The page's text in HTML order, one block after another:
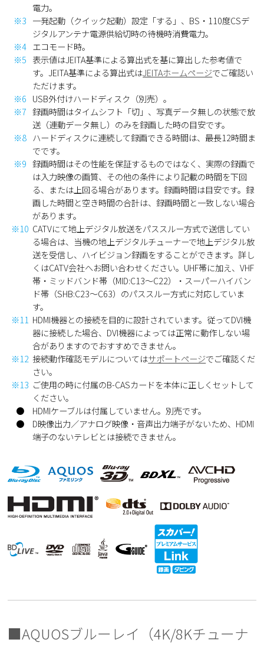
電力。
※3 一発起動（クイック起動）設定「する」、BS・110度CSデ
ジタルアンテナ電源供給切時の待機時消費電力。
※4 エコモード時。
※5 表示値はJEITA基準による算出式を基に算出した参考値で
す。JEITA基準による算出式はJEITAホームページでご確認い
ただけます。
※6 USB外付けハードディスク（別売）。
※7 録画時間はタイムシフト「切」、写真データ無しの状態で放
送（連動データ無し）のみを録画した時の目安です。
※8 ハードディスクに連続して録画できる時間は、最長12時間ま
でです。
※9 録画時間はその性能を保証するものではなく、実際の録画で
は入力映像の画質、その他の条件により記載の時間を下回
る、または上回る場合があります。録画時間は目安です。録
画した時間と空き時間の合計は、録画時間と一致しない場合
があります。
※10 CATVにて地上デジタル放送をパススルー方式で送信してい
る場合は、当機の地上デジタルチューナーで地上デジタル放
送を受信し、ハイビジョン録画をすることができます。詳し
くはCATV会社へお問い合わせください。UHF帯に加え、VHF
帯・ミッドバンド帯（MID:C13〜C22）・スーパーハイバン
ド帯（SHB:C23〜C63）のパススルー方式に対応していま
す。
※11 HDMI機器との接続を目的に設計されています。従ってDVI機
器に接続した場合、DVI機器によっては正常に動作しない場
合がありますのでおすすめできません。
※12 接続動作確認モデルについてはサポートページでご確認くだ
さい。
※13 ご使用の時に付属のB-CASカードを本体に正しくセットして
ください。
●
HDMIケーブルは付属していません。別売です。
●
D映像出力／アナログ映像・音声出力端子がないため、HDMI
端子のないテレビとは接続できません。
■AQUOSブルーレイ（4K/8Kチューナ